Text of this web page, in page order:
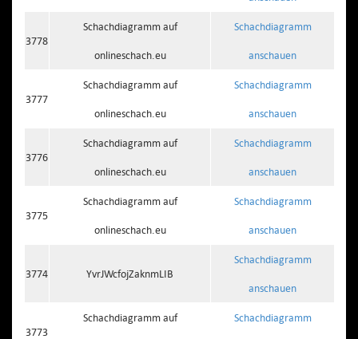
3778
Schachdiagramm auf
onlineschach.eu
Schachdiagramm
anschauen
3777
Schachdiagramm auf
onlineschach.eu
Schachdiagramm
anschauen
3776
Schachdiagramm auf
onlineschach.eu
Schachdiagramm
anschauen
3775
Schachdiagramm auf
onlineschach.eu
Schachdiagramm
anschauen
3774 YvrJWcfojZaknmLIB
Schachdiagramm
anschauen
3773
Schachdiagramm auf Schachdiagramm